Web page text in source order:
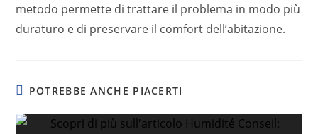
metodo permette di trattare il problema in modo più
duraturo e di preservare il comfort dell’abitazione.
POTREBBE ANCHE PIACERTI